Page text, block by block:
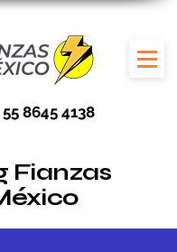
55 8645 4138
Fianzas